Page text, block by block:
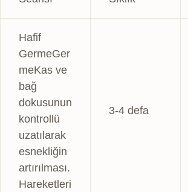
Hafif
GermeGer
meKas ve
bağ
dokusunun
kontrollü
uzatılarak
esnekliğin
artırılması.
Hareketleri
3-4 defa